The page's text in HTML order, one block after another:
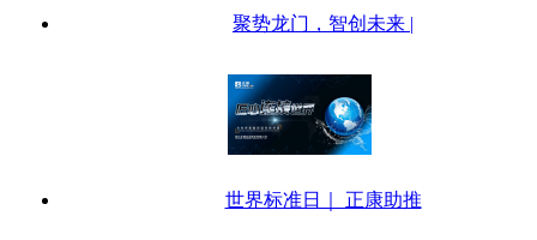
聚势龙门，智创未来 |
世界标准日｜ 正康助推